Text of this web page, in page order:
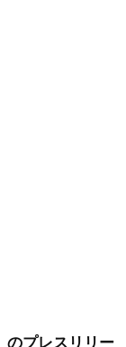
のプレスリリー